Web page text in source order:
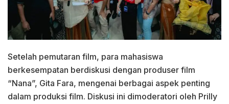
Setelah pemutaran film, para mahasiswa
berkesempatan berdiskusi dengan produser film
“Nana”, Gita Fara, mengenai berbagai aspek penting
dalam produksi film. Diskusi ini dimoderatori oleh Prilly